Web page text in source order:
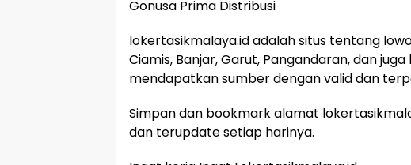
Gonusa Prima Distribusi
lokertasikmalaya.id adalah situs tentang
Ciamis, Banjar, Garut, Pangandaran, dan
mendapatkan sumber dengan valid dan
Simpan dan bookmark alamat
dan terupdate setiap harinya.